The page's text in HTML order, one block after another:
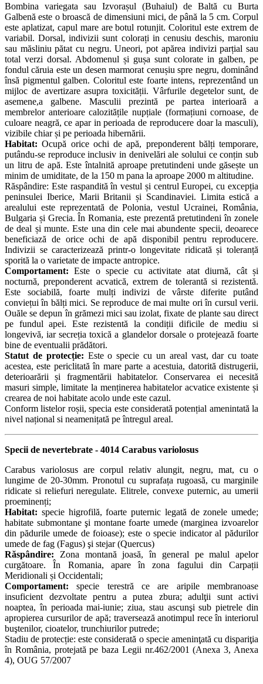
Bombina variegata sau Izvorașul (Buhaiul) de Baltă cu Burta
Galbenă este o broască de dimensiuni mici, de până la 5 cm. Corpul
este aplatizat, capul mare are botul rotunjit. Coloritul este extrem de
variabil. Dorsal, indivizii sunt colorați in cenusiu deschis, maroniu
sau măsliniu pătat cu negru. Uneori, pot apărea indivizi parțial sau
total verzi dorsal. Abdomenul și gușa sunt colorate in galben, pe
fondul căruia este un desen marmorat cenușiu spre negru, dominând
însă pigmentul galben. Coloritul este foarte intens, reprezentând un
mijloc de avertizare asupra toxicității. Vârfurile degetelor sunt, de
asemene,a galbene. Masculii prezintă pe partea interioară a
membrelor anterioare calozitățile nupțiale (formațiuni cornoase, de
culoare neagră, ce apar in perioada de reproducere doar la masculi),
vizibile chiar și pe perioada hibernării.
Habitat: Ocupă orice ochi de apă, preponderent bălți temporare,
putându-se reproduce inclusiv in denivelări ale solului ce conțin sub
un litru de apă. Este întalnită aproape pretutindeni unde găsește un
minim de umiditate, de la 150 m pana la aproape 2000 m altitudine.
Răspândire: Este raspandită în vestul și centrul Europei, cu excepția
peninsulei Iberice, Marii Britanii și Scandinaviei. Limita estică a
arealului este reprezentată de Polonia, vestul Ucrainei, România,
Bulgaria și Grecia. În Romania, este prezentă pretutindeni în zonele
de deal și munte. Este una din cele mai abundente specii, deoarece
beneficiază de orice ochi de apă disponibil pentru reproducere.
Indivizii se caracterizează printr-o longevitate ridicată și toleranță
sporită la o varietate de impacte antropice.
Comportament: Este o specie cu activitate atat diurnă, cât și
nocturnă, preponderent acvatică, extrem de tolerantă si rezistentă.
Este sociabilă, foarte mulți indivizi de vârste diferite putând
conviețui în bălți mici. Se reproduce de mai multe ori în cursul verii.
Ouăle se depun în grămezi mici sau izolat, fixate de plante sau direct
pe fundul apei. Este rezistentă la condiții dificile de mediu si
longevivă, iar secreția toxică a glandelor dorsale o protejează foarte
bine de eventualii prădători.
Statut de protecție: Este o specie cu un areal vast, dar cu toate
acestea, este periclitată în mare parte a acestuia, datorită distrugerii,
deterioarării și fragmentării habitatelor. Conservarea ei necesită
masuri simple, limitate la menținerea habitatelor acvatice existente și
crearea de noi habitate acolo unde este cazul.
Conform listelor roșii, specia este considerată potențial amenintată la
nivel național si neamenițată pe întregul areal.
Specii de nevertebrate - 4014 Carabus variolosus
Carabus variolosus are corpul relativ alungit, negru, mat, cu o
lungime de 20-30mm. Pronotul cu suprafața rugoasă, cu marginile
ridicate si reliefuri neregulate. Elitrele, convexe puternic, au umerii
proeminenți;
Habitat: specie higrofilă, foarte puternic legată de zonele umede;
habitate submontane şi montane foarte umede (marginea izvoarelor
din pădurile umede de foioase); este o specie indicator al pădurilor
umede de fag (Fagus) şi stejar (Quercus)
Răspândire: Zona montană joasă, în general pe malul apelor
curgătoare. În Romania, apare în zona fagului din Carpații
Meridionali și Occidentali;
Comportament: specie terestră ce are aripile membranoase
insuficient dezvoltate pentru a putea zbura; adulţii sunt activi
noaptea, în perioada mai-iunie; ziua, stau ascunşi sub pietrele din
apropierea cursurilor de apă; traversează anotimpul rece în interiorul
buştenilor, cioatelor, trunchiurilor putrede;
Stadiu de protecție: este considerată o specie ameninţată cu dispariţia
în România, protejată pe baza Legii nr.462/2001 (Anexa 3, Anexa
4), OUG 57/2007